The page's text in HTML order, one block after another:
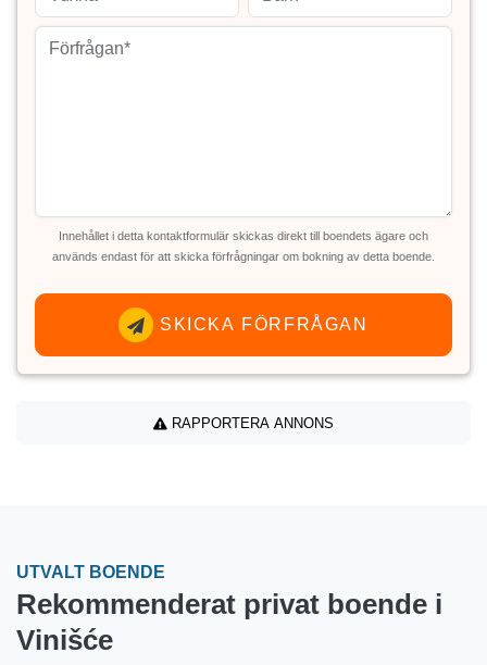
Innehållet i detta kontaktformulär skickas direkt till boendets ägare och
används endast för att skicka förfrågningar om bokning av detta boende.
SKICKA FÖRFRÅGAN
RAPPORTERA ANNONS
UTVALT BOENDE
Rekommenderat privat boende i
Vinišće